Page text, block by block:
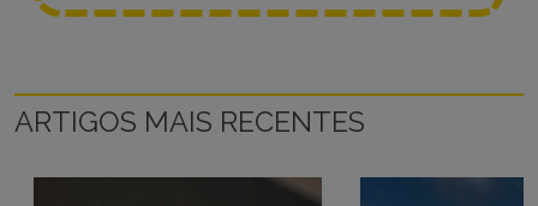
ARTIGOS MAIS RECENTES